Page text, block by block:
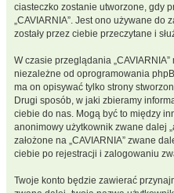
ciasteczko zostanie utworzone, gdy
„CAVIARNIA”. Jest ono używane do
zostały przez ciebie przeczytane i
W czasie przeglądania
niezależne od oprogramowania
ma on opisywać tylko strony
Drugi sposób, w jaki zbieramy
ciebie do nas. Mogą być to między
anonimowy użytkownik zwane dalej
założone na „CAVIARNIA” zwane
ciebie po rejestracji i zalogowaniu
Twoje konto będzie zawierać